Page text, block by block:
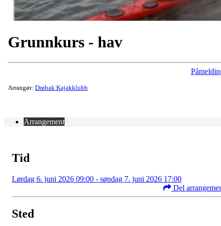
Grunnkurs - hav
Arrangør: Drøbak Kajakklubb
Arrangement
Tid
Lørdag 6. juni 2026 09:00 - søndag 7. juni 2026 17:00
Del
Sted